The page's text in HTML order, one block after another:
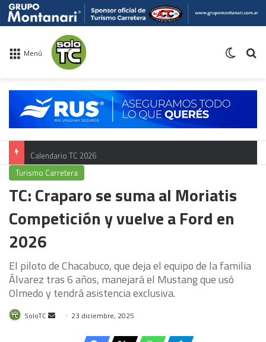
Menú
Calendario TC 2026
Turismo Carretera
TC: Craparo se suma al Moriatis
Competición y vuelve a Ford en
2026
El piloto de Chacabuco, que deja el equipo de la familia
Álvarez tras 6 años, manejará el Mustang que usó
Olmedo y tendrá asistencia exclusiva.
SoloTC
Send 23 diciembre, 2025